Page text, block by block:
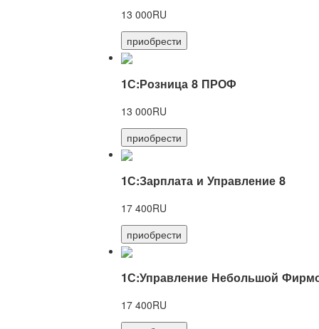
13 000RU
приобрести
1С:Розница 8 ПРОФ
13 000RU
приобрести
1С:Зарплата и Управление 8
17 400RU
приобрести
1С:Управление Небольшой
17 400RU